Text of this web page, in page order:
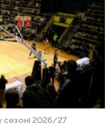
сезоні 2026/27